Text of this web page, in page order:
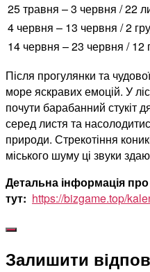
25 травня – 3 червня / 22
4 червня – 13 червня / 2
14 червня – 23 червня / 12
Після прогулянки та
море яскравих емоцій. У
почути барабанний стукіт
серед листя та
природи. Стрекотіння
міського шуму ці звуки
Детальна інформація про
тут: https://bizgame.top/
Залишити